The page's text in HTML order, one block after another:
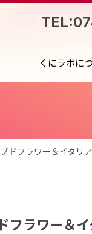
くにラボに
ドフラワー＆イタリ
フラワー＆